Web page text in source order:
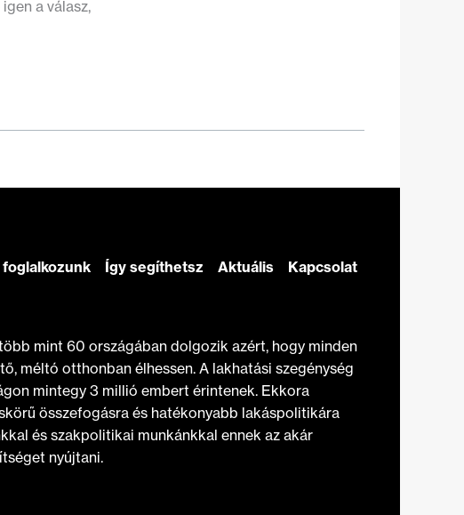
a válasz,
foglalkozunk Így segíthetsz Aktuális Kapcsolat
mint 60 országában dolgozik azért, hogy minden
méltó otthonban élhessen. A lakhatási szegénység
mintegy 3 millió embert érintenek. Ekkora
összefogásra és hatékonyabb lakáspolitikára
és szakpolitikai munkánkkal ennek az akár
nyújtani.